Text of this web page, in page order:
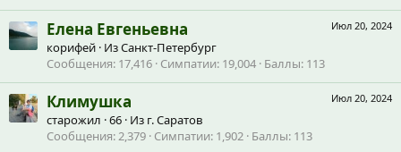
Июл 20, 2024
Елена Евгеньевна
корифей · ИзСанкт-Петербург
Сообщения 17,416 Симпатии 19,004 Баллы 113
Июл 20, 2024
Климушка
старожил ·66 · Из г. Саратов
Сообщения 2,379 Симпатии 1,902 Баллы 113